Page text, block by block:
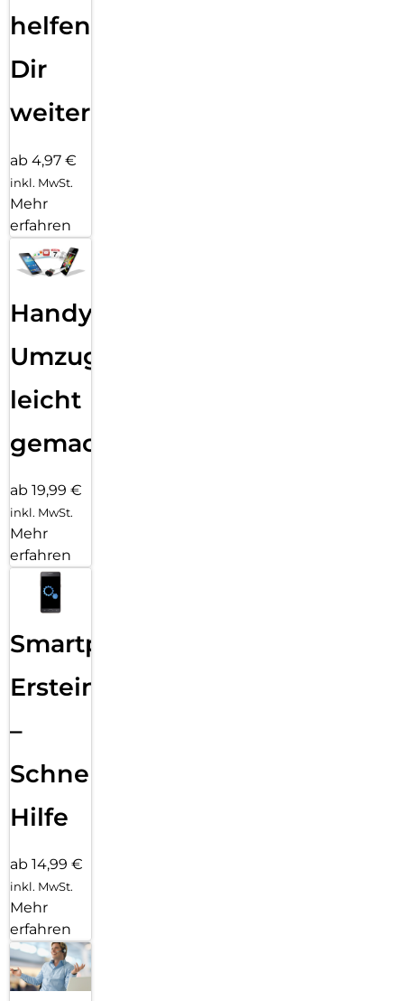
helfen
Dir
weiter
ab 4,97 €
inkl. MwSt.
Mehr
erfahren
Handy
Umzug
leicht
gemacht!
ab 19,99 €
inkl. MwSt.
Mehr
erfahren
Smartphone
Ersteinrichtung
–
Schnelle
Hilfe
ab 14,99 €
inkl. MwSt.
Mehr
erfahren